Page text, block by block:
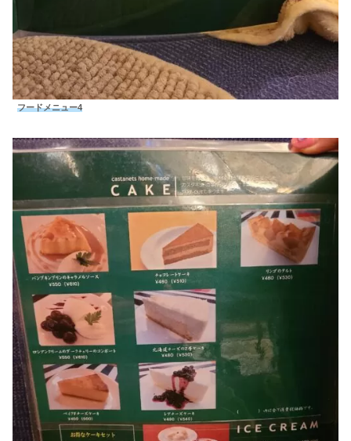
フードメニュー4